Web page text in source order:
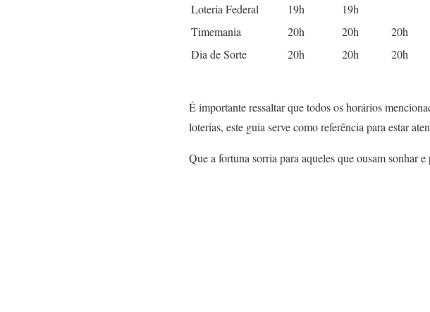
Loteria Federal
19h
19h
Timemania
20h 20h
20h
Dia de Sorte
20h 20h 20h
É importante ressaltar que todos os horários
loterias, este guia serve como referência para estar
Que a fortuna sorria para aqueles que ousam sonhar